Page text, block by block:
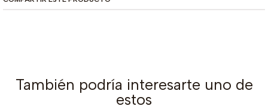
También podría interesarte uno de
estos